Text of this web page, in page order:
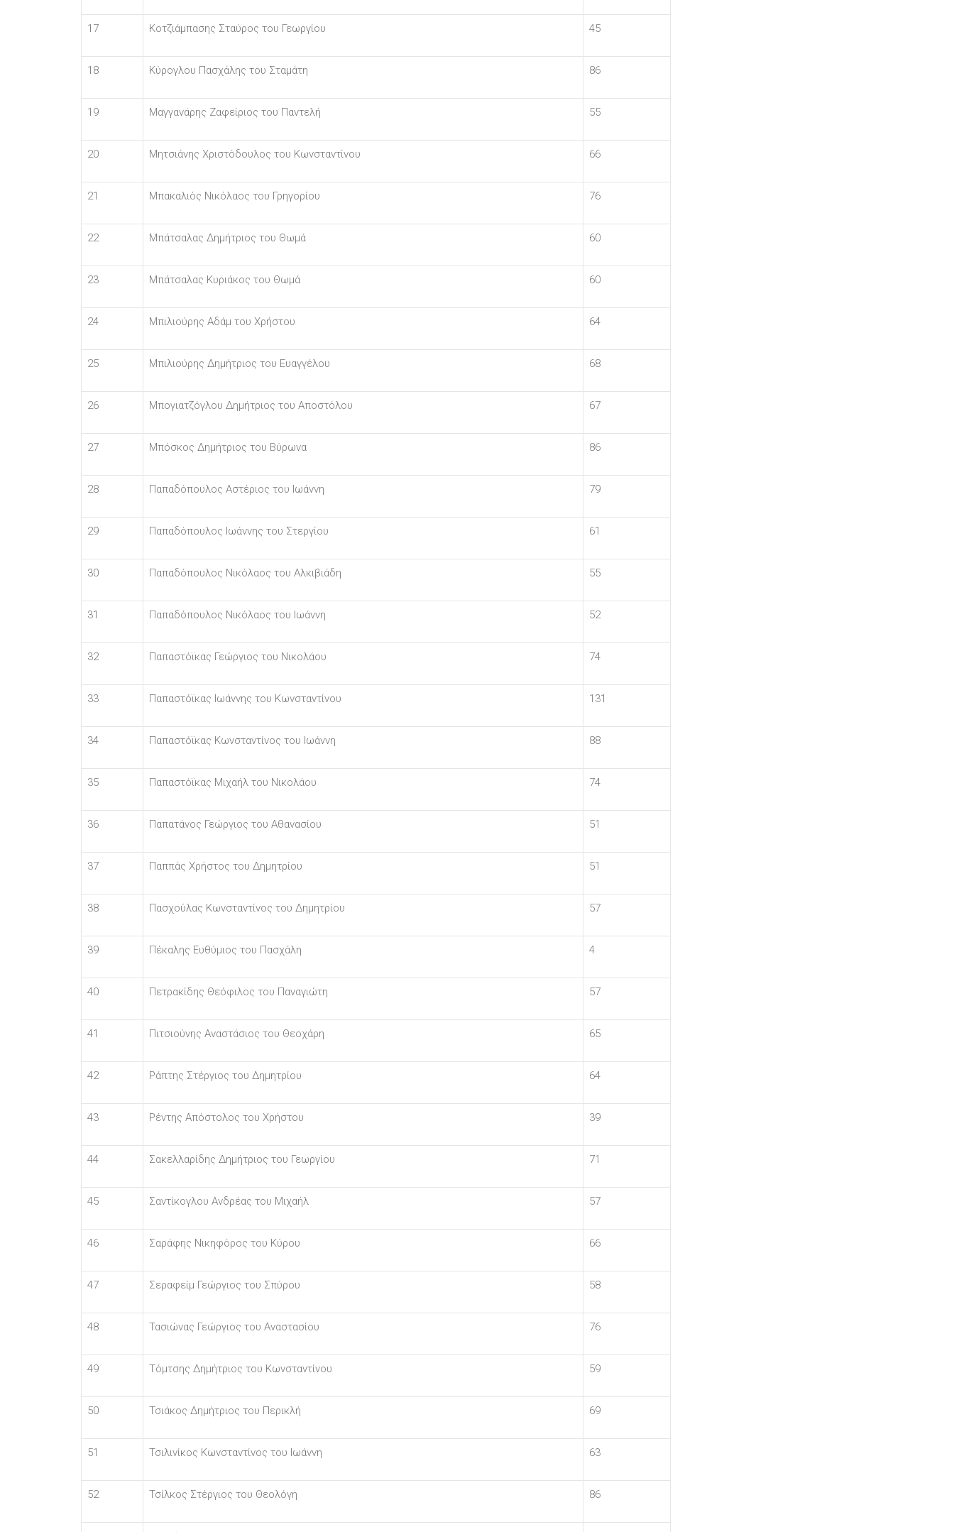
17 Κοτζιάμπασης Σταύρος του Γεωργίου 45
18 Κύρογλου Πασχάλης του Σταμάτη 86
19 Μαγγανάρης Ζαφείριος του Παντελή 55
20 Μητσιάνης Χριστόδουλος του Κωνσταντίνου 66
21 Μπακαλιός Νικόλαος του Γρηγορίου 76
22 Μπάτσαλας Δημήτριος του Θωμά 60
23 Μπάτσαλας Κυριάκος του Θωμά 60
24 Μπιλιούρης Αδάμ του Χρήστου 64
25 Μπιλιούρης Δημήτριος του Ευαγγέλου 68
26 Μπογιατζόγλου Δημήτριος του Αποστόλου 67
27 Μπόσκος Δημήτριος του Βύρωνα 86
28 Παπαδόπουλος Αστέριος του Ιωάννη 79
29 Παπαδόπουλος Ιωάννης του Στεργίου 61
30 Παπαδόπουλος Νικόλαος του Αλκιβιάδη 55
31 Παπαδόπουλος Νικόλαος του Ιωάννη 52
32 Παπαστόϊκας Γεώργιος του Νικολάου 74
33 Παπαστόϊκας Ιωάννης του Κωνσταντίνου 131
34 Παπαστόϊκας Κωνσταντίνος του Ιωάννη 88
35 Παπαστόϊκας Μιχαήλ του Νικολάου 74
36 Παπατάνος Γεώργιος του Αθανασίου 51
37 Παππάς Χρήστος του Δημητρίου 51
38 Πασχούλας Κωνσταντίνος του Δημητρίου 57
39 Πέκαλης Ευθύμιος του Πασχάλη 4
40 Πετρακίδης Θεόφιλος του Παναγιώτη 57
41 Πιτσιούνης Αναστάσιος του Θεοχάρη 65
42 Ράπτης Στέργιος του Δημητρίου 64
43 Ρέντης Απόστολος του Χρήστου 39
44 Σακελλαρίδης Δημήτριος του Γεωργίου 71
45 Σαντίκογλου Ανδρέας του Μιχαήλ 57
46 Σαράφης Νικηφόρος του Κύρου 66
47 Σεραφείμ Γεώργιος του Σπύρου 58
48 Τασιώνας Γεώργιος του Αναστασίου 76
49 Τόμτσης Δημήτριος του Κωνσταντίνου 59
50 Τσιάκος Δημήτριος του Περικλή 69
51 Τσιλινίκος Κωνσταντίνος του Ιωάννη 63
52 Τσίλκος Στέργιος του Θεολόγη 86